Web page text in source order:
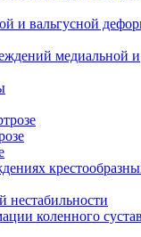
и вальгусной
медиальной и
нестабильности
коленного